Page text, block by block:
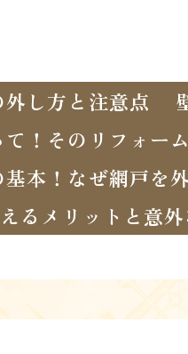
し方と注意点
て！そのリフォー
本！なぜ網戸を
るメリットと意